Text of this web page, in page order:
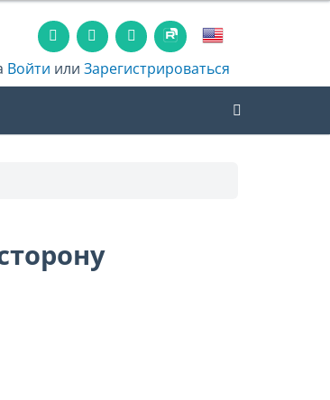
Войти илиЗарегистрироваться